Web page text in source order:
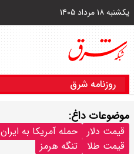
یکشنبه ۱۸ مرداد ۱۴۰۵
روزنامه شرق
موضوعات داغ:
قیمت دلار حمله آمریکا به ایران
قیمت طلا
تنگه هرمز